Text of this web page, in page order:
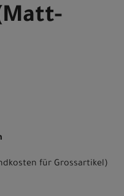
für Grossartikel)